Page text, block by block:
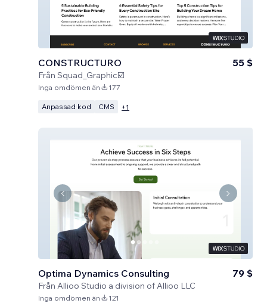
CONSTRUCTURO
Från Squad_Graphic☑️
55 $
Inga omdömen än 177
Anpassad kod CMS +1
Optima Dynamics Consulting
Från Allioo Studio a division of Allioo LLC
79 $
Inga omdömen än 121